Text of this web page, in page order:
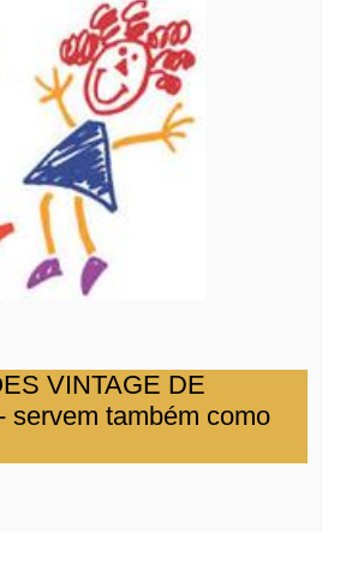
VINTAGE DE
servem também como